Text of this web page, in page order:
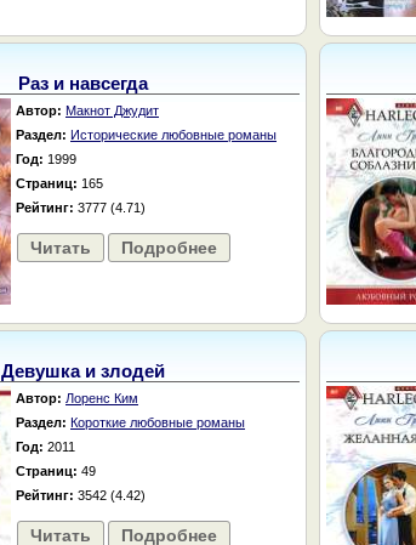
Раз и навсегда
Автор: Макнот Джудит
Раздел: Исторические любовные романы
Год: 1999
Страниц: 165
Рейтинг: 3777 (4.71)
Читать Подробнее
Девушка и злодей
Автор: Лоренс Ким
Раздел: Короткие любовные романы
Год: 2011
Страниц: 49
Рейтинг: 3542 (4.42)
Читать Подробнее